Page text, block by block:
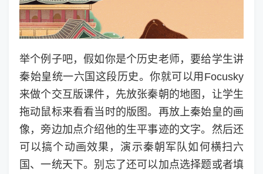
举个例子吧，假如你是个历史老师，要给学生讲
秦始皇统一六国这段历史。你就可以用Focusky
来做个交互版课件，先放张秦朝的地图，让学生
拖动鼠标来看看当时的版图。再放上秦始皇的画
像，旁边加点介绍他的生平事迹的文字。然后还
可以搞个动画效果，演示秦朝军队如何横扫六
国、一统天下。别忘了还可以加点选择题或者填